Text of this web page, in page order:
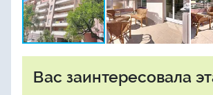
Вас заинтересовала